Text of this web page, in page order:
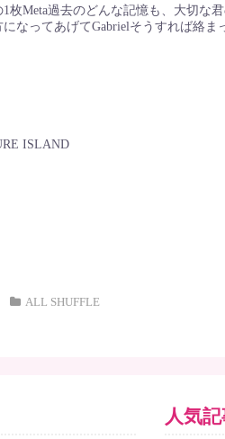
1枚Meta過去のどんな記憶も、大切な
になってあげてGabrielそうすれば絡
ISLAND
ALL SHUFFLE
人気